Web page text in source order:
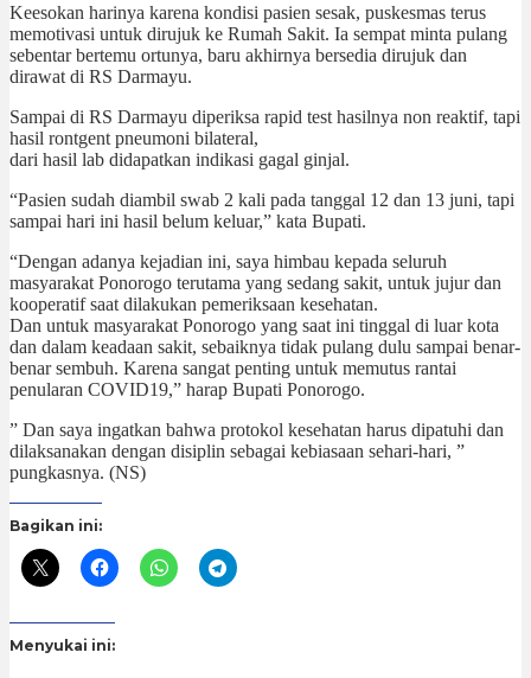
Keesokan harinya karena kondisi pasien sesak, puskesmas terus
memotivasi untuk dirujuk ke Rumah Sakit. Ia sempat minta pulang
sebentar bertemu ortunya, baru akhirnya bersedia dirujuk dan
dirawat di RS Darmayu.
Sampai di RS Darmayu diperiksa rapid test hasilnya non reaktif, tapi
hasil rontgent pneumoni bilateral,
dari hasil lab didapatkan indikasi gagal ginjal.
“Pasien sudah diambil swab 2 kali pada tanggal 12 dan 13 juni, tapi
sampai hari ini hasil belum keluar,” kata Bupati.
“Dengan adanya kejadian ini, saya himbau kepada seluruh
masyarakat Ponorogo terutama yang sedang sakit, untuk jujur dan
kooperatif saat dilakukan pemeriksaan kesehatan.
Dan untuk masyarakat Ponorogo yang saat ini tinggal di luar kota
dan dalam keadaan sakit, sebaiknya tidak pulang dulu sampai benar-
benar sembuh. Karena sangat penting untuk memutus rantai
penularan COVID19,” harap Bupati Ponorogo.
” Dan saya ingatkan bahwa protokol kesehatan harus dipatuhi dan
dilaksanakan dengan disiplin sebagai kebiasaan sehari-hari, ”
pungkasnya. (NS)
Bagikan ini:
Menyukai ini: